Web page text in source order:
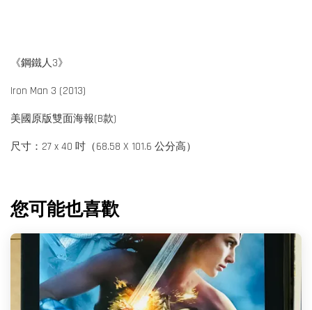
《鋼鐵人3》
Iron Man 3 (2013)
美國原版雙面海報(B款)
尺寸：27 x 40 吋（68.58 X 101.6 公分高）
您可能也喜歡